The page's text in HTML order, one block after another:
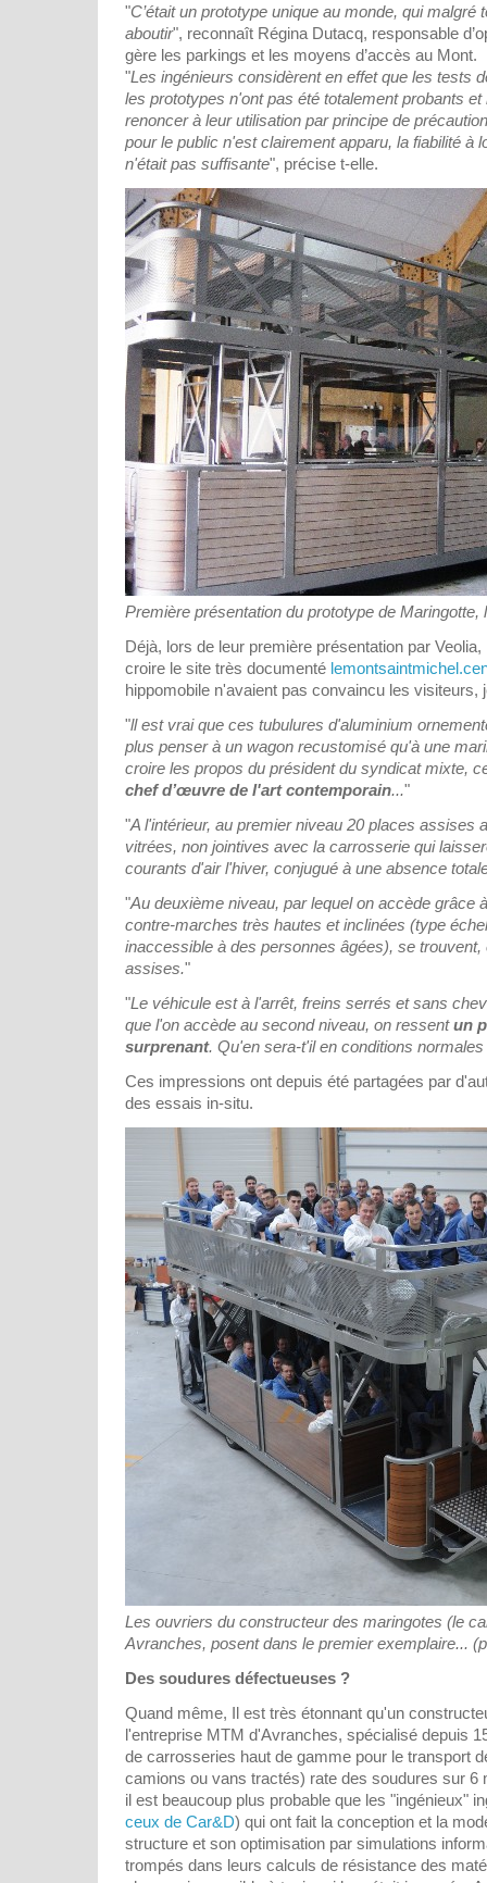
"C’était un prototype unique au monde, qui malgré
aboutir", reconnaît Régina Dutacq, responsable
gère les parkings et les moyens d’accès au Mont.
"Les ingénieurs considèrent en effet que les tests
les prototypes n'ont pas été totalement probants
renoncer à leur utilisation par principe de
pour le public n'est clairement apparu, la fiabilité à
n'était pas suffisante", précise t-elle.
Première présentation du prototype de Maringotte,
Déjà, lors de leur première présentation par
croire le site très documenté
hippomobile n'avaient pas convaincu les visiteurs,
"ll est vrai que ces tubulures d'aluminium
plus penser à un wagon recustomisé qu'à une
croire les propos du président du syndicat mixte,
chef d’œuvre de l'art contemporain..."
"A l'intérieur, au premier niveau 20 places assises
vitrées, non jointives avec la carrosserie qui
courants d'air l'hiver, conjugué à une absence
"Au deuxième niveau, par lequel on accède grâce
contre-marches très hautes et inclinées (type
inaccessible à des personnes âgées), se trouvent,
assises."
"Le véhicule est à l'arrêt, freins serrés et sans
que l'on accède au second niveau, on ressentun
surprenant. Qu'en sera-t'il en conditions
Ces impressions ont depuis été partagées par
des essais in-situ.
Les ouvriers du constructeur des maringotes (le
Avranches, posent dans le premier exemplaire...
Des soudures défectueuses ?
Quand même, Il est très étonnant qu'un
l'entreprise MTM d'Avranches, spécialisé depuis
de carrosseries haut de gamme pour le transport
camions ou vans tractés) rate des soudures sur 6
il est beaucoup plus probable que les "ingénieux"
ceux de Car&D) qui ont fait la conception et la
structure et son optimisation par simulations
trompés dans leurs calculs de résistance des